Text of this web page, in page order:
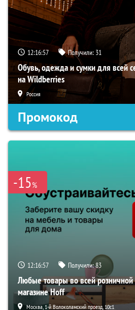
12:16:56 Получили: 31
Обувь, одежда и сумки для всей
на Wildberries
Россия
Промокод
-15%
12:16:56 Получили:83
Любые товары во всей розничной
магазине Hoff
Москва, 1-й Волоколамский проезд, 10с1